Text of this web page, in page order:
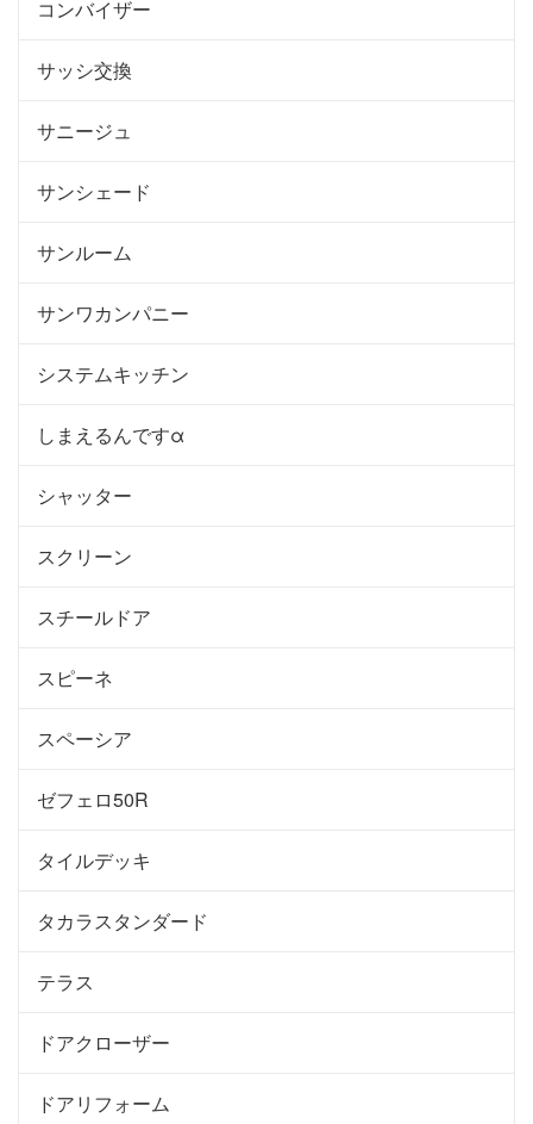
コンバイザー
サッシ交換
サニージュ
サンシェード
サンルーム
サンワカンパニー
システムキッチン
しまえるんですα
シャッター
スクリーン
スチールドア
スピーネ
スペーシア
ゼフェロ50R
タイルデッキ
タカラスタンダード
テラス
ドアクローザー
ドアリフォーム